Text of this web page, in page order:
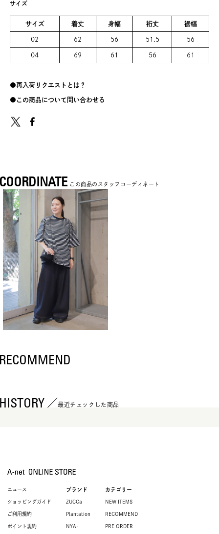
サイズ
サイズ 着丈 身幅 裄丈 裾幅
02 62 56 51.5 56
04 69 61 56 61
再入荷リクエストとは？
この商品について問い合わせる
この商品のスタッフコーディネート
最近チェックした商品
ニュース
ショッピングガイド
ご利用規約
ポイント規約
ブランド
ZUCCa
Plantation
NYA-
カテゴリー
NEW ITEMS
RECOMMEND
PRE ORDER